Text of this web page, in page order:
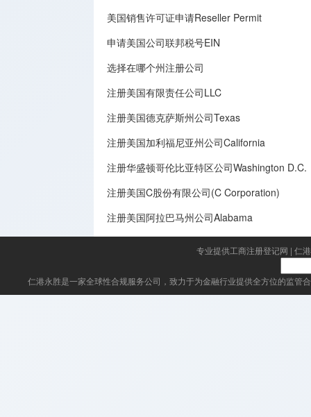
美国销售许可证申请Reseller Permit
申请美国公司联邦税号EIN
选择在哪个州注册公司
注册美国有限责任公司LLC
注册美国德克萨斯州公司Texas
注册美国加利福尼亚州公司California
注册华盛顿哥伦比亚特区公司Washington D.C.
注册美国C股份有限公司(C Corporation)
注册美国阿拉巴马州公司Alabama
专业提供工商注册登记网 | 仁
仁港永胜是一家全球性合规服务公司，致力于为金融行业提供全方位的监管